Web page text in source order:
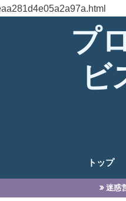
プ
ビ
トップ
迷惑